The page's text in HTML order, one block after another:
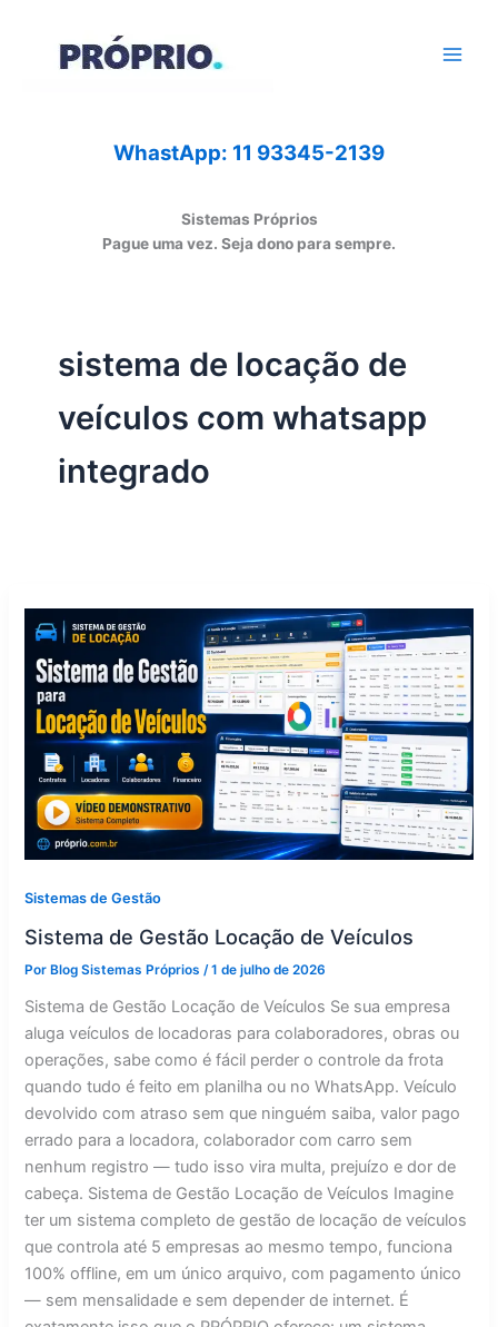
WhastApp: 11 93345-2139
Sistemas Próprios
Pague uma vez. Seja dono para sempre.
sistema de locação de
veículos com whatsapp
integrado
Sistemas de Gestão
Sistema de Gestão Locação de Veículos
PorBlog Sistemas Próprios/1 de julho de 2026
Sistema de Gestão Locação de Veículos Se sua empresa
aluga veículos de locadoras para colaboradores, obras ou
operações, sabe como é fácil perder o controle da frota
quando tudo é feito em planilha ou no WhatsApp. Veículo
devolvido com atraso sem que ninguém saiba, valor pago
errado para a locadora, colaborador com carro sem
nenhum registro — tudo isso vira multa, prejuízo e dor de
cabeça. Sistema de Gestão Locação de Veículos Imagine
ter um sistema completo de gestão de locação de veículos
que controla até 5 empresas ao mesmo tempo, funciona
100% offline, em um único arquivo, com pagamento único
— sem mensalidade e sem depender de internet. É